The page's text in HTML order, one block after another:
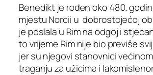
Benedikt je rođen oko 480.
mjestu Norcii u dobrostojećoj
je poslala u Rim na odgoj i
to vrijeme Rim nije bio previše
jer su njegovi stanovnici
traganju za užicima i